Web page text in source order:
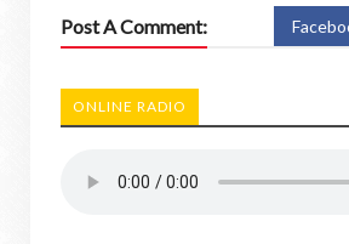
Post A Comment:
ONLINE RADIO